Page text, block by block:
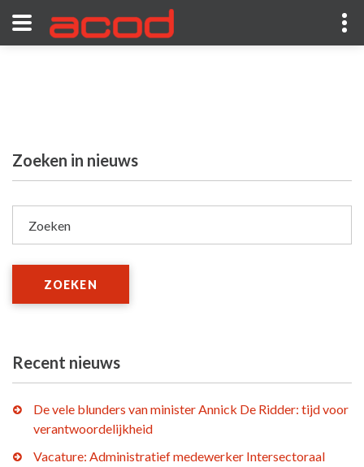
Zoeken in nieuws
Zoeken
ZOEKEN
Recent nieuws
De vele blunders van minister Annick De Ridder: tijd voor
verantwoordelijkheid
Vacature: Administratief medewerker Intersectoraal